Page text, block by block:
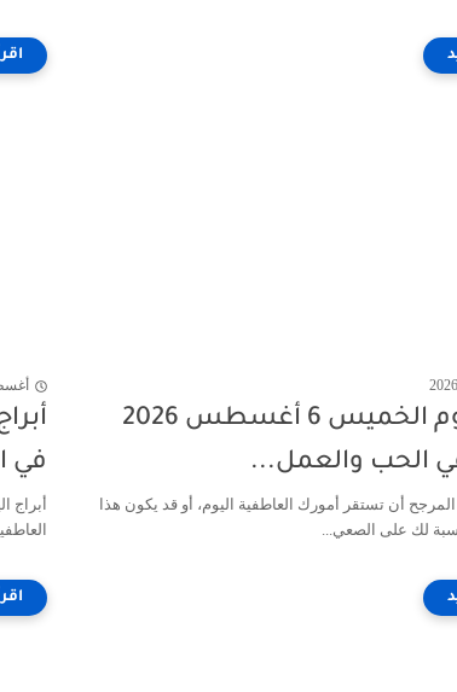
أبراج اليوم الخميس 6 أغسطس 2026
الحب والعمل...
المرجح أن تستقر أمورك العاطفية اليوم، أو قد يكون هذا
لك على الصعي...
أغسطس
في
أبراج